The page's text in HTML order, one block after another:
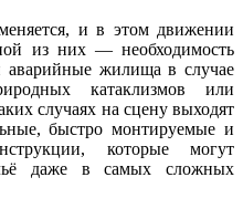
и в этом движении
из них — необходимость
аварийные жилища в случае
катаклизмов или
случаях на сцену выходят
быстро монтируемые и
которые могут
даже в самых сложных